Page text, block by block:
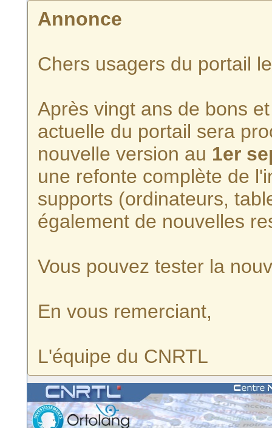
Annonce
Chers usagers du portail
Après vingt ans de bons
actuelle du portail sera
nouvelle version au 1er
une refonte complète de
supports (ordinateurs,
également de nouvelles
Vous pouvez tester la
En vous remerciant,
L'équipe du CNRTL